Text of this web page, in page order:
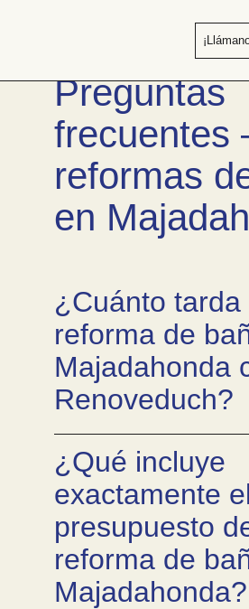
por
duchaPreguntas
frecuentes
reformas
en
¿Cuánto tarda
reforma de
Majadahonda
Renoveduch?
¿Qué incluye
exactamente el
presupuesto
reforma de
Majadahonda?